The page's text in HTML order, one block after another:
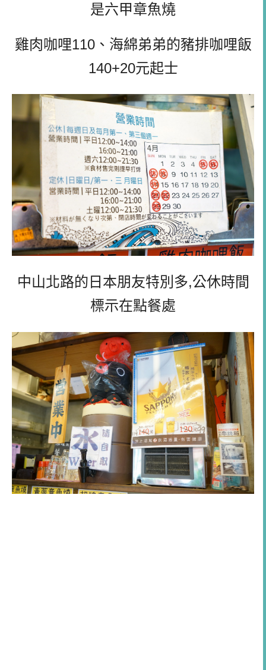
是六甲章魚燒
雞肉咖哩110、海綿弟弟的豬排咖哩飯
140+20元起士
中山北路的日本朋友特別多,公休時間
標示在點餐處